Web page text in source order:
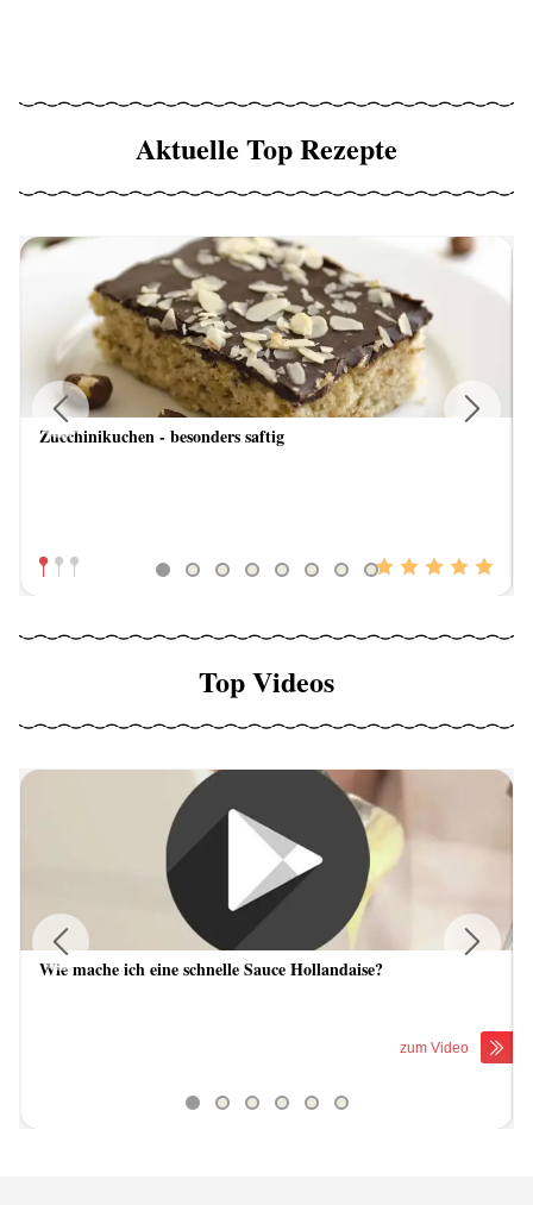
Aktuelle Top Rezepte
Zucchinikuchen - besonders saftig
Previous
Top Videos
Wie mache ich eine schnelle Sauce Hollandaise?
zum Video
Previous